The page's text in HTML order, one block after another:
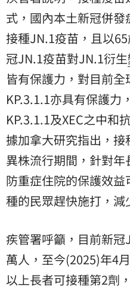
式，國內本土新冠併
接種JN.1疫苗，且以
冠JN.1疫苗對JN.1衍生
皆有保護力，對目前全
KP.3.1.1亦具有保護力
KP.3.1.1及XEC之中和
據加拿大研究指出，
異株流行期間，針對
防重症住院的保護效
種的民眾趕快施打，減
疾管署呼籲，目前新
萬人，至今(2025)年4
以上長者可接種第2劑